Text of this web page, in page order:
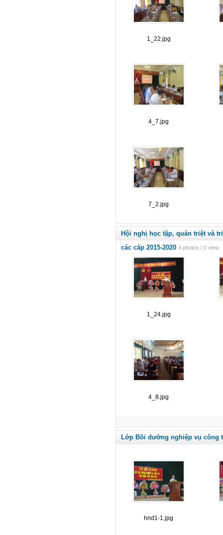
1_22.jpg
4_7.jpg
7_2.jpg
Hội nghị học tập, quán triệt và
các cấp 2015-2020 4 photos | 0 view
1_24.jpg
4_8.jpg
Lớp Bồi dưỡng nghiệp vụ công
hnd1-1.jpg